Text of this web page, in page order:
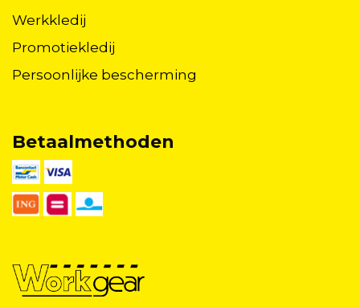
Werkkledij
Promotiekledij
Persoonlijke bescherming
Betaalmethoden